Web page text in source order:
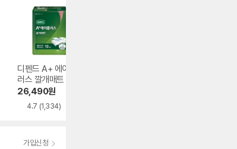
디펜드 A+ 에이플
러스 깔개매트 10개
26,490원
4.7 (1,334)
가입신청